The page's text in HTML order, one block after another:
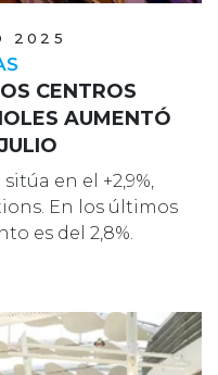
2025
CENTROS
AUMENTÓ
en el +2,9%,
En los últimos
es del 2,8%.